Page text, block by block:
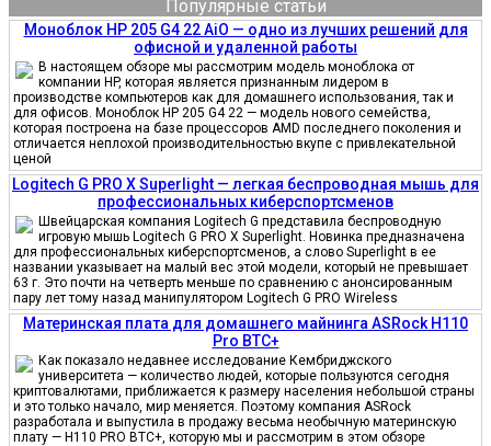
Популярные статьи
Моноблок HP 205 G4 22 AiO — одно из лучших решений для
офисной и удаленной работы
В настоящем обзоре мы рассмотрим модель моноблока от
компании HP, которая является признанным лидером в
производстве компьютеров как для домашнего использования, так и
для офисов. Моноблок HP 205 G4 22 — модель нового семейства,
которая построена на базе процессоров AMD последнего поколения и
отличается неплохой производительностью вкупе с привлекательной
ценой
Logitech G PRO X Superlight — легкая беспроводная мышь для
профессиональных киберспортсменов
Швейцарская компания Logitech G представила беспроводную
игровую мышь Logitech G PRO X Superlight. Новинка предназначена
для профессиональных киберспортсменов, а слово Superlight в ее
названии указывает на малый вес этой модели, который не превышает
63 г. Это почти на четверть меньше по сравнению с анонсированным
пару лет тому назад манипулятором Logitech G PRO Wireless
Материнская плата для домашнего майнинга ASRock H110
Pro BTC+
Как показало недавнее исследование Кембриджского
университета — количество людей, которые пользуются сегодня
криптовалютами, приближается к размеру населения небольшой страны
и это только начало, мир меняется. Поэтому компания ASRock
разработала и выпустила в продажу весьма необычную материнскую
плату — H110 PRO BTC+, которую мы и рассмотрим в этом обзоре